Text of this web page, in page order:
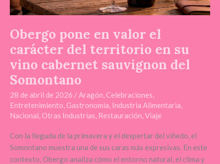
Obergo pone en valor el
carácter del territorio en su
vino cabernet sauvignon del
Somontano
28 de abril de 2026 /Aragón,Celebraciones,
Entretenimiento,Gastronomía, Industria Alimentaria,
Nacional,Otras Industrias, Restauración,Viaje
Con la llegada de la primavera y el despertar del viñedo, el
Somontano muestra una de sus caras más expresivas. En este
contexto, Obergo analiza cómo el entorno natural, el clima y
vino
cabernet
sauvignon
del
Somontano